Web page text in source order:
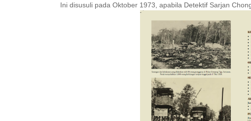
Ini disusuli pada Oktober 1973, apabila Detektif Sarjan